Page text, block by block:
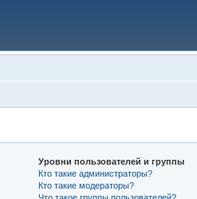
Уровни пользователей и группы
Кто такие администраторы?
Кто такие модераторы?
Что такое группы пользователей?